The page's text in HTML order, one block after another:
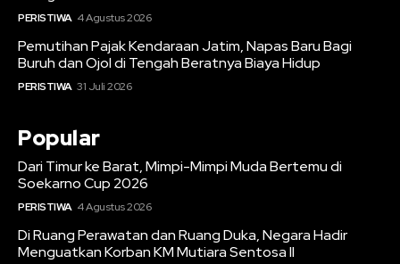
PERISTIWA 4 Agustus 2026
Pemutihan Pajak Kendaraan Jatim, Napas Baru Bagi
Buruh dan Ojol di Tengah Beratnya Biaya Hidup
PERISTIWA 31 Juli 2026
Popular
Dari Timur ke Barat, Mimpi-Mimpi Muda Bertemu di
Soekarno Cup 2026
PERISTIWA 4 Agustus 2026
Di Ruang Perawatan dan Ruang Duka, Negara Hadir
Menguatkan Korban KM Mutiara Sentosa II